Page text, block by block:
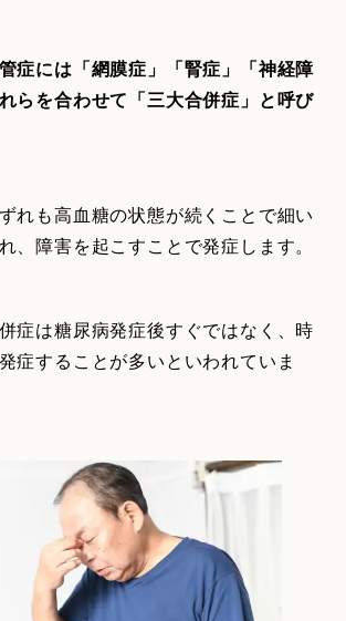
症には「網膜症」「腎症」「神経障
らを合わせて「三大合併症」と呼び
れも高血糖の状態が続くことで細い
、障害を起こすことで発症します。
症は糖尿病発症後すぐではなく、時
症することが多いといわれていま